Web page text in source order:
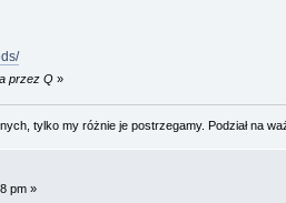
przez Q»
tylko my różnie je postrzegamy. Podział na
pm »